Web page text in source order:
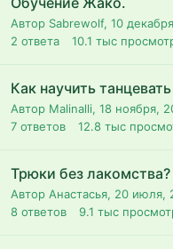
Автор Sabrewolf, 10
2 ответа 10.1 тыс
Как научить
Автор Malinalli, 18 ноября,
7 ответов 12.8 тыс
Трюки без лакомства?
Автор Анастасья, 20 июля,
8 ответов 9.1 тыс